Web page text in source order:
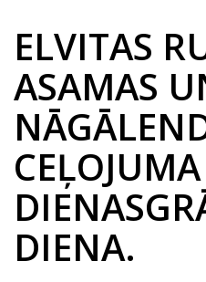
ELVITAS
ASAMAS
CEĻOJUMA
DIENA.